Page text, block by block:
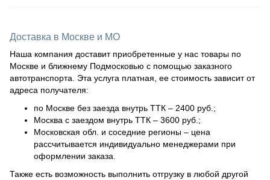
Доставка в Москве и МО
Наша компания доставит приобретенные у нас товары по
Москве и ближнему Подмосковью с помощью заказного
автотранспорта. Эта услуга платная, ее стоимость зависит от
адреса получателя:
по Москве без заезда внутрь ТТК – 2400 руб.;
Москва с заездом внутрь ТТК – 3600 руб.;
Московская обл. и соседние регионы – цена
рассчитывается индивидуально менеджерами при
оформлении заказа.
Также есть возможность выполнить отгрузку в любой другой